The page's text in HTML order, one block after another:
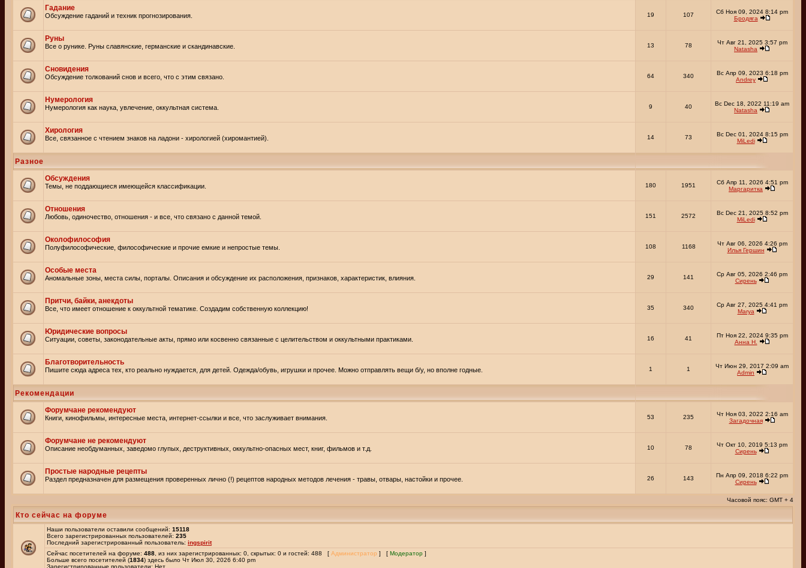
Гадание
Обсуждение гаданий и техник прогнозирования. 19 107
Сб Ноя 09, 2024 8:14 pm
Бродяга
Руны
Все о рунике. Руны славянские, германские и скандинавские. 13 78
Чт Авг 21, 2025 3:57 pm
Natasha
Сновидения
Обсуждение толкований снов и всего, что с этим связано. 64 340
Вс Апр 09, 2023 6:18 pm
Andrey
Нумерология
Нумерология как наука, увлечение, оккультная система. 9 40
Вс Dec 18, 2022 11:19 am
Natasha
Хирология
Все, связанное с чтением знаков на ладони - хирологией (хиромантией). 14 73
Вс Dec 01, 2024 8:15 pm
MiLedi
Разное
Обсуждения
Темы, не поддающиеся имеющейся классификации. 180 1951
Сб Апр 11, 2026 4:51 pm
Маргаритка
Отношения
Любовь, одиночество, отношения - и все, что связано с данной темой. 151 2572
Вс Dec 21, 2025 8:52 pm
MiLedi
Околофилософия
Полуфилософические, философические и прочие емкие и непростые темы. 108 1168
Чт Авг 06, 2026 4:26 pm
Илья Гершин
Особые места
Аномальные зоны, места силы, порталы. Описания и обсуждение их расположения, признаков, характеристик, влияния. 29 141
Ср Авг 05, 2026 2:46 pm
Сирень
Притчи, байки, анекдоты
Все, что имеет отношение к оккультной тематике. Создадим собственную коллекцию! 35 340
Ср Авг 27, 2025 4:41 pm
Marya
Юридические вопросы
Ситуации, советы, законодательные акты, прямо или косвенно связанные с целительством и оккультными практиками. 16 41
Пт Ноя 22, 2024 9:35 pm
Анна Н.
Благотворительность
Пишите сюда адреса тех, кто реально нуждается, для детей. Одежда/обувь, игрушки и прочее. Можно отправлять вещи б/у, но вполне годные. 1 1
Чт Июн 29, 2017 2:09 am
Admin
Рекомендации
Форумчане рекомендуют
Книги, кинофильмы, интересные места, интернет-ссылки и все, что заслуживает внимания. 53 235
Чт Ноя 03, 2022 2:16 am
Загадочная
Форумчане не рекомендуют
Описание необдуманных, заведомо глупых, деструктивных, оккультно-опасных мест, книг, фильмов и т.д. 10 78
Чт Окт 10, 2019 5:13 pm
Сирень
Простые народные рецепты
Раздел предназначен для размещения проверенных лично (!) рецептов народных методов лечения - травы, отвары, настойки и прочее. 26 143
Пн Апр 09, 2018 6:22 pm
Сирень
Часовой пояс: GMT + 4
Кто сейчас на форуме
Наши пользователи оставили сообщений: 15118
Всего зарегистрированных пользователей: 235
Последний зарегистрированный пользователь: ingspirit
Сейчас посетителей на форуме: 488 , из них зарегистрированных: 0, скрытых: 0 и гостей: 488 [ Администратор ] [ Модератор ]
Больше всего посетителей (1834) здесь было Чт Июл 30, 2026 6:40 pm
Зарегистрированные пользователи: Нет